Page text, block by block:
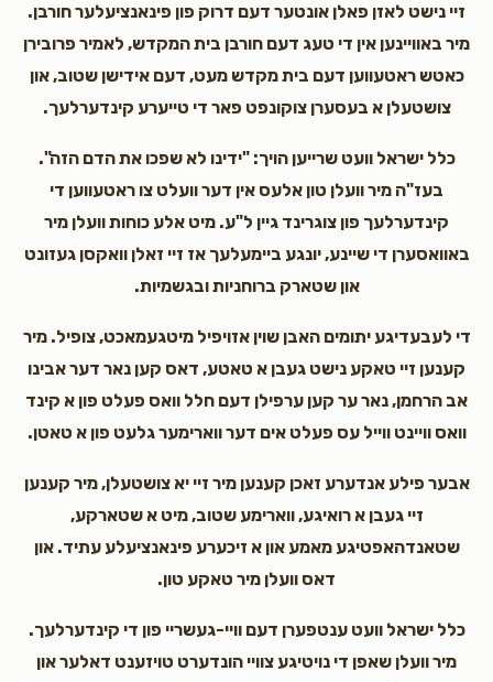
זיי נישט לאזן פאלן אונטער דעם דרוק פון פינאנציעלער חורבן.
מיר באוויינען אין די טעג דעם חורבן בית המקדש, לאמיר פרובירן
כאטש ראטעווען דעם בית מקדש מעט, דעם אידישן שטוב, און
צושטעלן א בעסערן צוקונפט פאר די טייערע קינדערלעך.
כלל ישראל וועט שרייען הויך: "ידינו לא שפכו את הדם הזה".
בעז"ה מיר וועלן טון אלעס אין דער וועלט צו ראטעווען די
קינדערלעך פון צוגרינד גיין ל"ע. מיט אלע כוחות וועלן מיר
באוואסערן די שיינע, יונגע ביימעלעך אז זיי זאלן וואקסן געזונט
און שטארק ברוחניות ובגשמיות.
די לעבעדיגע יתומים האבן שוין אזויפיל מיטגעמאכט, צופיל. מיר
קענען זיי טאקע נישט געבן א טאטע, דאס קען נאר דער אבינו
אב הרחמן, נאר ער קען ערפילן דעם חלל וואס פעלט פון א קינד
וואס וויינט ווייל עס פעלט אים דער ווארימער גלעט פון א טאטן.
אבער פילע אנדערע זאכן קענען מיר זיי יא צושטעלן, מיר קענען
זיי געבן א רואיגע, ווארימע שטוב, מיט א שטארקע,
שטאנדהאפטיגע מאמע און א זיכערע פינאנציעלע עתיד. און
דאס וועלן מיר טאקע טון.
כלל ישראל וועט ענטפערן דעם וויי-געשריי פון די קינדערלעך.
מיר וועלן שאפן די נויטיגע צוויי הונדערט טויזענט דאלער און